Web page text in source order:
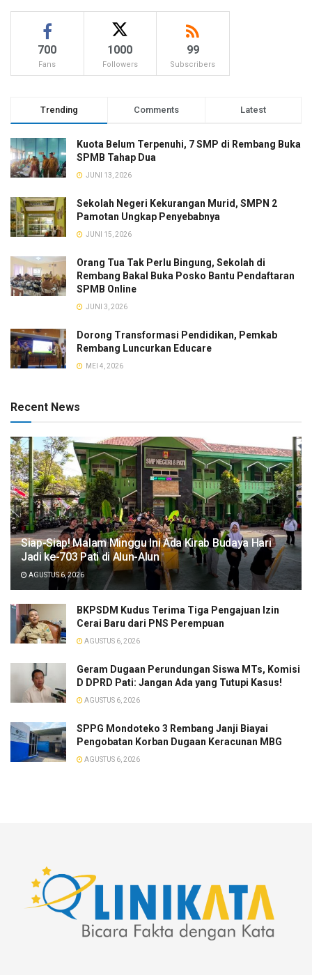
700
Fans
1000
Followers
99
Subscribers
Trending Comments Latest
Kuota Belum Terpenuhi, 7 SMP di Rembang Buka
SPMB Tahap Dua
JUNI 13, 2026
Sekolah Negeri Kekurangan Murid, SMPN 2
Pamotan Ungkap Penyebabnya
JUNI 15, 2026
Orang Tua Tak Perlu Bingung, Sekolah di
Rembang Bakal Buka Posko Bantu Pendaftaran
SPMB Online
JUNI 3, 2026
Dorong Transformasi Pendidikan, Pemkab
Rembang Luncurkan Educare
MEI 4, 2026
Recent News
Siap-Siap! Malam Minggu Ini Ada Kirab Budaya Hari
Jadi ke-703 Pati di Alun-Alun
AGUSTUS 6, 2026
BKPSDM Kudus Terima Tiga Pengajuan Izin
Cerai Baru dari PNS Perempuan
AGUSTUS 6, 2026
Geram Dugaan Perundungan Siswa MTs, Komisi
D DPRD Pati: Jangan Ada yang Tutupi Kasus!
AGUSTUS 6, 2026
SPPG Mondoteko 3 Rembang Janji Biayai
Pengobatan Korban Dugaan Keracunan MBG
AGUSTUS 6, 2026